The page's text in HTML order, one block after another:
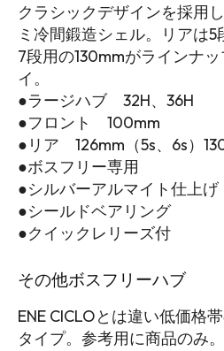
クラシックデザインを採用
ミ冷間鍛造シェル。リアは5
7段用の130mmがラインナ
イ。
●ラージハブ 32H、36H
●フロント 100mm
●リア 126mm（5s、6s）
●ボスフリー専用
●シルバーアルマイト仕上げ
●シールドベアリング
●クイックレリーズ付
その他ボスフリーハブ
ENE CICLOとは違い低価格
タイプ。参考用に商品のみ。